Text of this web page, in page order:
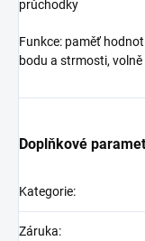
průchodky
Funkce: paměť
bodu a strmosti,
Doplňkové
Kategorie:
Záruka: